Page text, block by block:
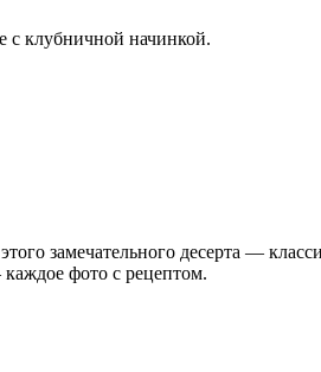
с клубничной начинкой.
замечательного десерта —
фото с рецептом.